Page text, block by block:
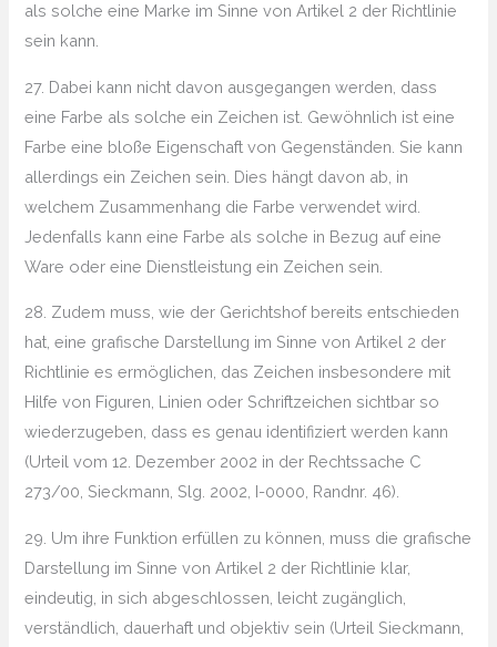
als solche eine Marke im Sinne von Artikel 2 der Richtlinie
sein kann.
27. Dabei kann nicht davon ausgegangen werden, dass
eine Farbe als solche ein Zeichen ist. Gewöhnlich ist eine
Farbe eine bloße Eigenschaft von Gegenständen. Sie kann
allerdings ein Zeichen sein. Dies hängt davon ab, in
welchem Zusammenhang die Farbe verwendet wird.
Jedenfalls kann eine Farbe als solche in Bezug auf eine
Ware oder eine Dienstleistung ein Zeichen sein.
28. Zudem muss, wie der Gerichtshof bereits entschieden
hat, eine grafische Darstellung im Sinne von Artikel 2 der
Richtlinie es ermöglichen, das Zeichen insbesondere mit
Hilfe von Figuren, Linien oder Schriftzeichen sichtbar so
wiederzugeben, dass es genau identifiziert werden kann
(Urteil vom 12. Dezember 2002 in der Rechtssache C
273/00, Sieckmann, Slg. 2002, I-0000, Randnr. 46).
29. Um ihre Funktion erfüllen zu können, muss die grafische
Darstellung im Sinne von Artikel 2 der Richtlinie klar,
eindeutig, in sich abgeschlossen, leicht zugänglich,
verständlich, dauerhaft und objektiv sein (Urteil Sieckmann,